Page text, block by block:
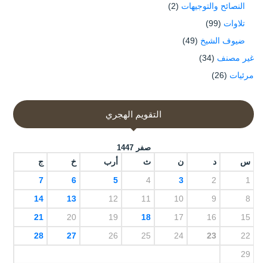
النصائح والتوجيهات (2)
تلاوات (99)
ضيوف الشيخ (49)
غير مصنف (34)
مرئيات (26)
التقويم الهجري
صفر 1447
س د ن ث أرب خ ج
1
2
3
4
5
6
7
8
9
10
11
12
13
14
15
16
17
18
19
20
21
22
23
24
25
26
27
28
29